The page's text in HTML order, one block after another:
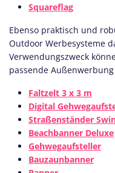
Squareflag
Ebenso praktisch und
Outdoor Werbesysteme
Verwendungszweck
passende
Faltzelt 3 x 3 m
Digital
Straßenständer
Beachbanner Deluxe
Gehwegaufsteller
Bauzaunbanner